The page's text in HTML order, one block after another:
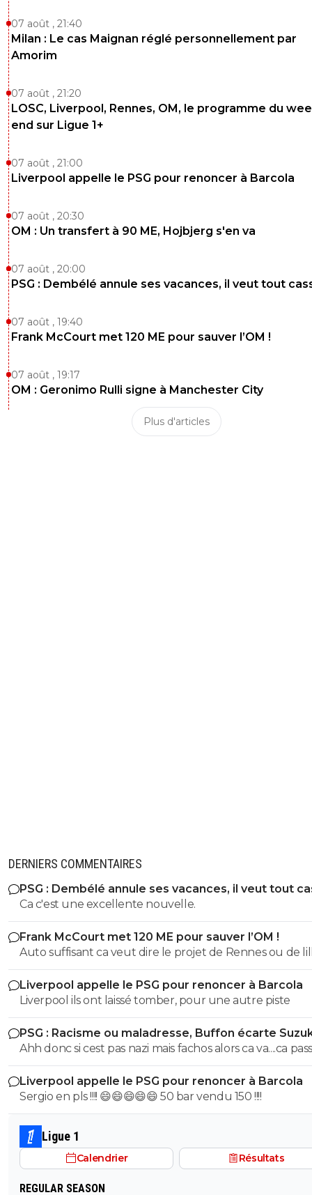
07 août , 21:40
Milan : Le cas Maignan réglé personnellement par
Amorim
07 août , 21:20
LOSC, Liverpool, Rennes, OM, le programme du
end sur Ligue 1+
07 août , 21:00
Liverpool appelle le PSG pour renoncer à Barcola
07 août , 20:30
OM : Un transfert à 90 ME, Hojbjerg s'en va
07 août , 20:00
PSG : Dembélé annule ses vacances, il veut tout
07 août , 19:40
Frank McCourt met 120 ME pour sauver l’OM !
07 août , 19:17
OM : Geronimo Rulli signe à Manchester City
Plus d'articles
DERNIERS COMMENTAIRES
PSG : Dembélé annule ses vacances, il veut tout
Ca c'est une excellente nouvelle.
Frank McCourt met 120 ME pour sauver l’OM !
Auto suffisant ca veut dire le projet de Rennes ou de
savoir vendre tes meilleur éléments chaques année
pouvoir justement t'auto suffire .. perso non merci je
etre ambitieux garder les meilleurs éléments et
caillasse quitte a se tromper de temps en temps ca
mais mac court na pas les épaules pour L'OM il aurait
racheter nantes ou nice ou bordeaux pas L'OM ..
Liverpool appelle le PSG pour renoncer à Barcola
Liverpool ils ont laissé tomber, pour une autre piste
PSG : Racisme ou maladresse, Buffon écarte
Ahh donc si cest pas nazi mais fachos alors ca va....ca
Liverpool appelle le PSG pour renoncer à Barcola
Sergio en pls !!!! 😄😄😄😄😄 50 bar vendu 150 !!!!
Ligue 1
Calendrier Résultats
REGULAR SEASON